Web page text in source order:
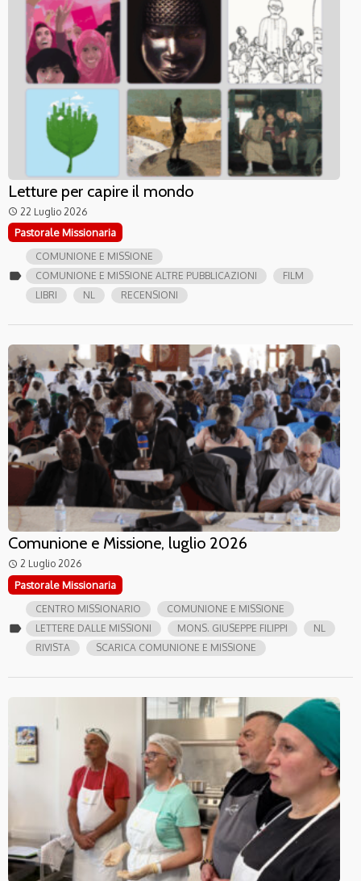
Letture per capire il mondo
access_time 22 Luglio 2026
Pastorale Missionaria
label
COMUNIONE E MISSIONE
COMUNIONE E MISSIONE ALTRE PUBBLICAZIONI
FILM
LIBRI
NL RECENSIONI
Comunione e Missione, luglio 2026
access_time 2 Luglio 2026
Pastorale Missionaria
label
CENTRO MISSIONARIO
COMUNIONE E MISSIONE
LETTERE DALLE MISSIONI
MONS. GIUSEPPE FILIPPI
NL
RIVISTA
SCARICA COMUNIONE E MISSIONE